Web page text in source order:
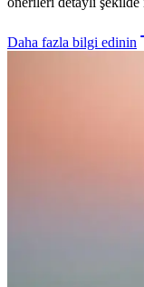
Daha fazla bilgi edinin